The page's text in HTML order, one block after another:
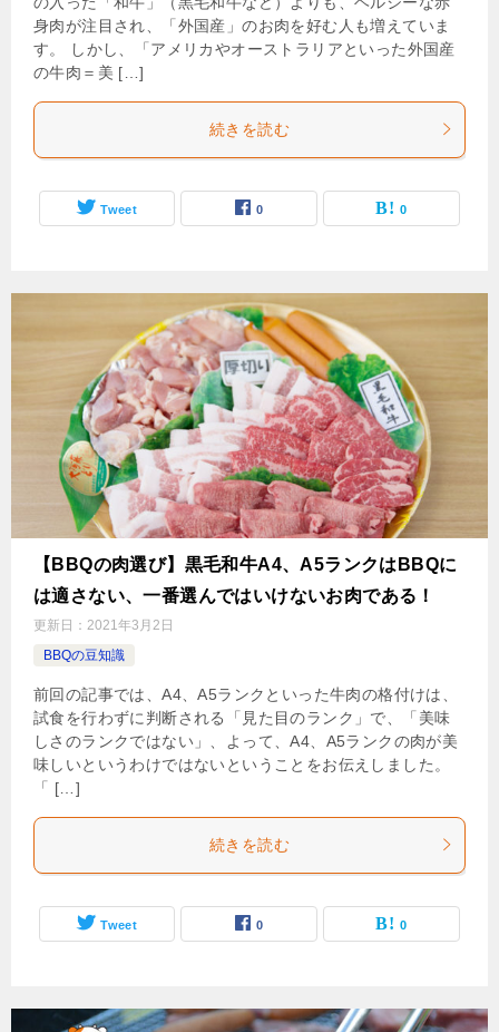
身肉が注目され、「外国産」のお肉を好む人も増えていま
す。 しかし、「アメリカやオーストラリアといった外国産
の牛肉＝美 […]
続きを読む
Tweet 0 0
【BBQの肉選び】黒毛和牛A4、A5ランクはBBQに
は適さない、一番選んではいけないお肉である！
更新日： 2021年3月2日
BBQの豆知識
前回の記事では、A4、A5ランクといった牛肉の格付けは、
試食を行わずに判断される「見た目のランク」で、「美味
しさのランクではない」、よって、A4、A5ランクの肉が美
味しいというわけではないということをお伝えしました。
「 […]
続きを読む
Tweet 0 0